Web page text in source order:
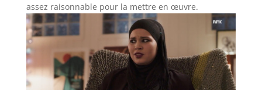
assez raisonnable pour la mettre en œuvre.